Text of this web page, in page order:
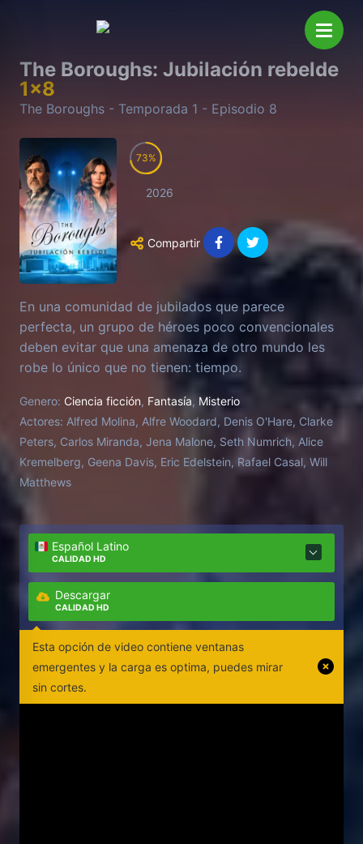
The Boroughs: Jubilación rebelde
1x8
The Boroughs - Temporada 1 - Episodio 8
73
2026
Compartir
En una comunidad de jubilados que parece
perfecta, un grupo de héroes poco convencionales
deben evitar que una amenaza de otro mundo les
robe lo único que no tienen: tiempo.
Genero: Ciencia ficción, Fantasía, Misterio
Actores: Alfred Molina, Alfre Woodard, Denis O'Hare, Clarke
Peters, Carlos Miranda, Jena Malone, Seth Numrich, Alice
Kremelberg, Geena Davis, Eric Edelstein, Rafael Casal, Will
Matthews
Español Latino
CALIDAD HD
Descargar
CALIDAD HD
Esta opción de video contiene ventanas
emergentes y la carga es optima, puedes mirar
sin cortes.